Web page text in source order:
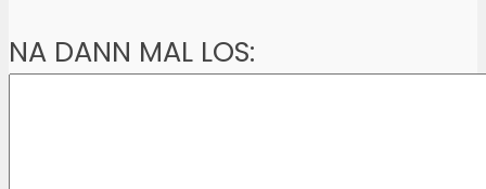
NA DANN MAL LOS: